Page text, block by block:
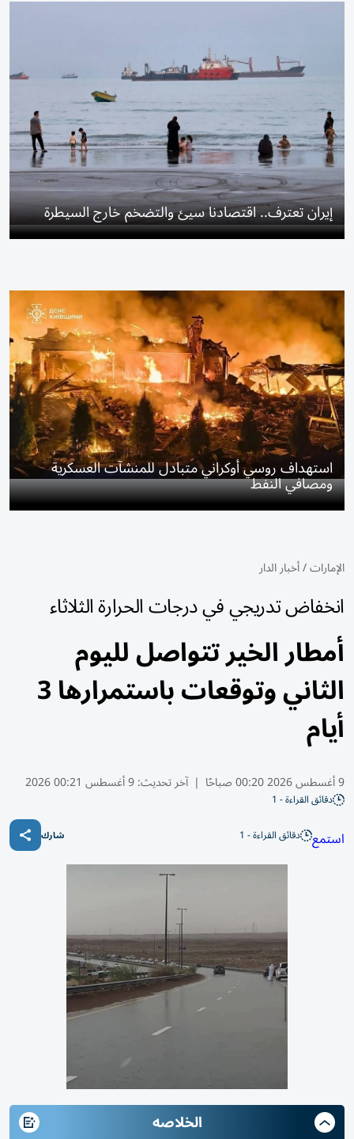
إيران تعترف.. اقتصادنا سيئ والتضخم خارج السيطرة
استهداف روسي أوكراني متبادل للمنشآت العسكرية
ومصافي النفط
الإمارات/أخبار الدار
انخفاض تدريجي في درجات الحرارة الثلاثاء
أمطار الخير تتواصل لليوم
الثاني وتوقعات باستمرارها 3
أيام
9 أغسطس 2026 00:20 صباحًا | آخر تحديث:9 أغسطس 00:21 2026
دقائق القراءة - 1
استمع دقائق القراءة - 1 شارك
الخلاصه